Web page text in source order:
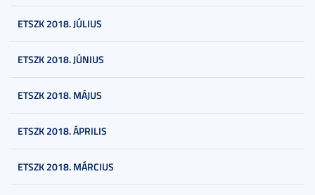
ETSZK 2018. JÚLIUS
ETSZK 2018. JÚNIUS
ETSZK 2018. MÁJUS
ETSZK 2018. ÁPRILIS
ETSZK 2018. MÁRCIUS